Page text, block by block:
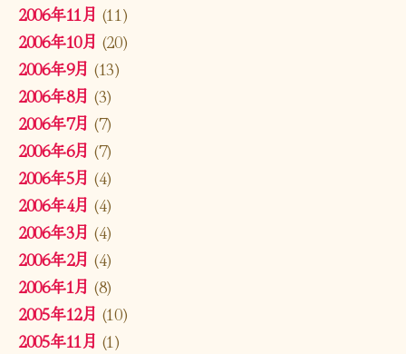
2006年11月 (11)
2006年10月 (20)
2006年9月 (13)
2006年8月 (3)
2006年7月 (7)
2006年6月 (7)
2006年5月 (4)
2006年4月 (4)
2006年3月 (4)
2006年2月 (4)
2006年1月 (8)
2005年12月 (10)
2005年11月 (1)